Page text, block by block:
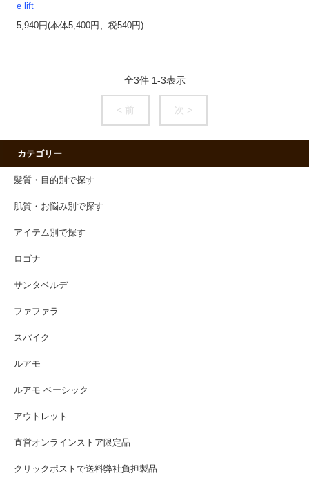
e lift
5,940円(本体5,400円、税540円)
全3件 1-3表示
< 前 次 >
カテゴリー
髪質・目的別で探す
肌質・お悩み別で探す
アイテム別で探す
ロゴナ
サンタベルデ
ファファラ
スパイク
ルアモ
ルアモ ベーシック
アウトレット
直営オンラインストア限定品
クリックポストで送料弊社負担製品